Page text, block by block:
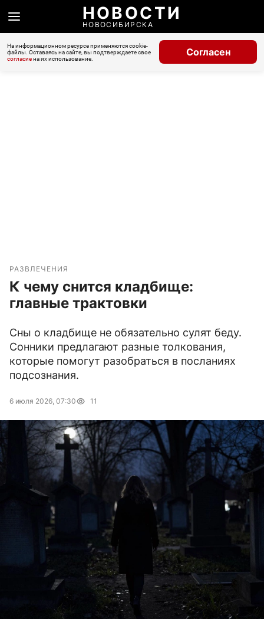
НОВОСТИ
НОВОСИБИРСКА
На информационном ресурсе применяются cookie-
файлы. Оставаясь на сайте, вы подтверждаете свое
согласиена их использование.
Согласен
РАЗВЛЕЧЕНИЯ
К чему снится кладбище:
главные трактовки
Сны о кладбище не обязательно сулят беду.
Сонники предлагают разные толкования,
которые помогут разобраться в посланиях
подсознания.
6 июля 2026, 07:30 11